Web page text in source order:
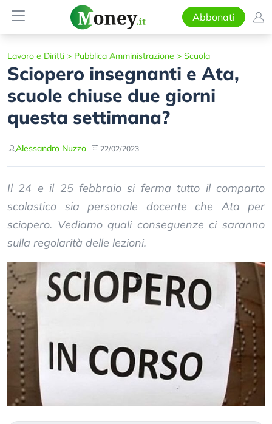
Abbonati
Lavoro e Diritti > Pubblica Amministrazione > Scuola
Sciopero insegnanti e Ata,
scuole chiuse due giorni
questa settimana?
Alessandro Nuzzo 22/02/2023
Il 24 e il 25 febbraio si ferma tutto il comparto
scolastico sia personale docente che Ata per
sciopero. Vediamo quali conseguenze ci saranno
sulla regolarità delle lezioni.